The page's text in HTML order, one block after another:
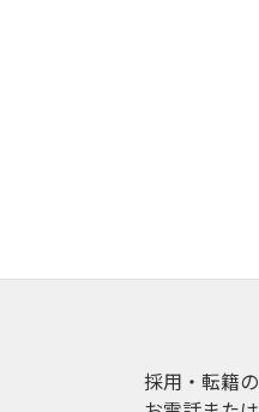
採用・転籍